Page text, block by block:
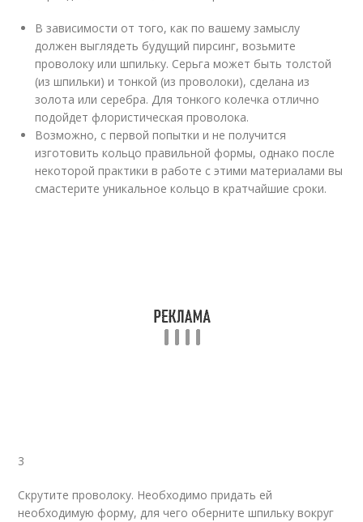
В зависимости от того, как по вашему замыслу
должен выглядеть будущий пирсинг, возьмите
проволоку или шпильку. Серьга может быть толстой
(из шпильки) и тонкой (из проволоки), сделана из
золота или серебра. Для тонкого колечка отлично
подойдет флористическая проволока.
Возможно, с первой попытки и не получится
изготовить кольцо правильной формы, однако после
некоторой практики в работе с этими материалами вы
смастерите уникальное кольцо в кратчайшие сроки.
3
Скрутите проволоку. Необходимо придать ей
необходимую форму, для чего оберните шпильку вокруг